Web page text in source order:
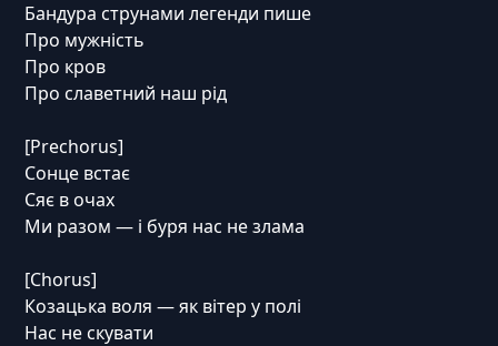
Бандура струнами легенди пише
Про мужність
Про кров
Про славетний наш рід
[Prechorus]
Сонце встає
Сяє в очах
Ми разом — і буря нас не злама
[Chorus]
Козацька воля — як вітер у полі
Нас не скувати